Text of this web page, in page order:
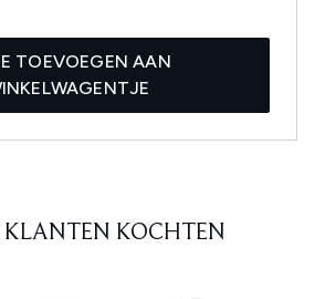
TOEVOEGEN AAN
KLANTEN KOCHTEN